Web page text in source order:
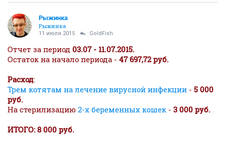
Рыжинка
Рыжинка
11 июля 2015 GoldFish
Отчет за период 03.07 - 11.07.2015.
Остаток на начало периода - 47 697,72 руб.
Расход:
Трем котятам на лечение вирусной инфекции - 5 000
руб.
На стерилизацию 2-х беременных кошек - 3 000 руб.
ИТОГО: 8 000 руб.